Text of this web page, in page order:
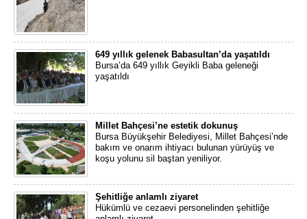
649 yıllık gelenek Babasultan’da yaşatıldı
Bursa’da 649 yıllık Geyikli Baba geleneği
yaşatıldı
Millet Bahçesi’ne estetik dokunuş
Bursa Büyükşehir Belediyesi, Millet Bahçesi’nde
bakım ve onarım ihtiyacı bulunan yürüyüş ve
koşu yolunu sil baştan yeniliyor.
Şehitliğe anlamlı ziyaret
Hükümlü ve cezaevi personelinden şehitliğe